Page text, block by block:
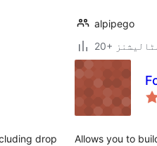
alpipego
drop
Allows you to